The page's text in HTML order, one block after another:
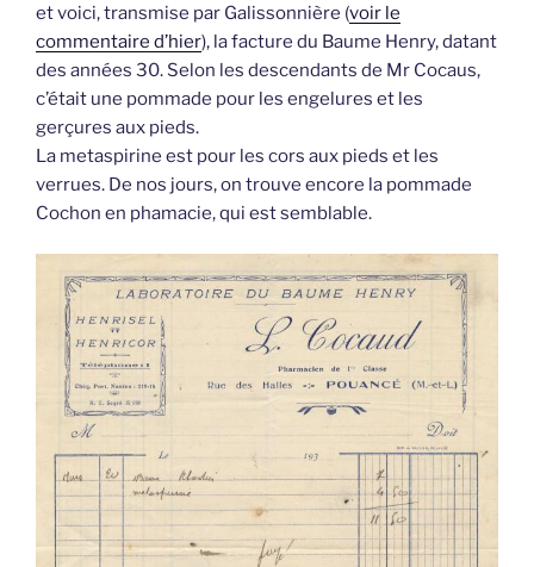
et voici, transmise par Galissonnière (voir le
commentaire d’hier), la facture du Baume Henry, datant
des années 30. Selon les descendants de Mr Cocaus,
c’était une pommade pour les engelures et les
gerçures aux pieds.
La metaspirine est pour les cors aux pieds et les
verrues. De nos jours, on trouve encore la pommade
Cochon en phamacie, qui est semblable.